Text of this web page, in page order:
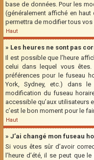
base de données. Pour les
(généralement affiché en
permettra de modifier tous
Haut
» Les heures ne sont pas
Il est possible que l’heure
celui dans lequel vous
préférences pour le fuseau
York, Sydney, etc.) dans
modification du fuseau
accessible qu’aux utilisateurs
c’est le bon moment pour le
Haut
» J’ai changé mon fuseau
Si vous êtes sûr d’avoir
l’heure d’été, il se peut que